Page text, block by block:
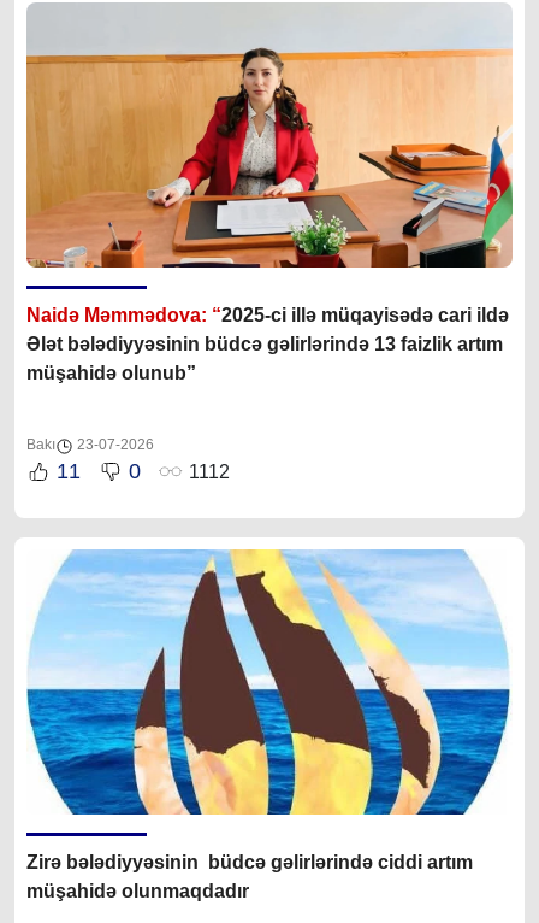
Naidə Məmmədova: “2025-ci illə müqayisədə cari ildə
Ələt bələdiyyəsinin büdcə gəlirlərində 13 faizlik artım
müşahidə olunub”
Bakı 23-07-2026
11 0 1112
Zirə bələdiyyəsinin büdcə gəlirlərində ciddi artım
müşahidə olunmaqdadır